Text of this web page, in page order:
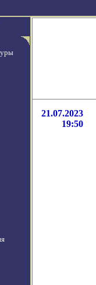
21.07.2023
19:50